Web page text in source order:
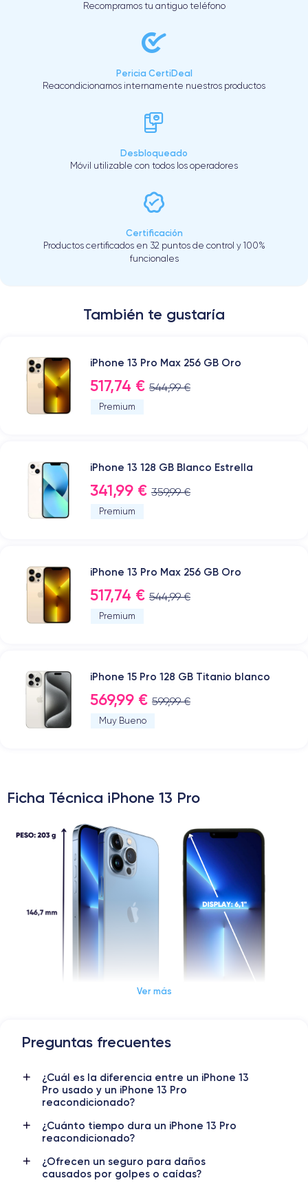
Recompramos tu antiguo teléfono
Pericia CertiDeal
Reacondicionamos internamente nuestros productos
Desbloqueado
Móvil utilizable con todos los operadores
Certificación
Productos certificados en 32 puntos de control y 100%
funcionales
También te gustaría
iPhone 13 Pro Max 256 GB Oro
517,74 € 544,99 €
Premium
iPhone 13 128 GB Blanco Estrella
341,99 € 359,99 €
Premium
iPhone 13 Pro Max 256 GB Oro
517,74 € 544,99 €
Premium
iPhone 15 Pro 128 GB Titanio blanco
569,99 € 599,99 €
Muy Bueno
Ficha Técnica iPhone 13 Pro
Dimensiones y Peso iPhone 13 Pro
Lanzamiento
14/09/2021
Sist. operativo
iOS (iOS 26)
Dimensiones
146.7×71.5×7.65 mm
Peso
Pantalla
OLED 6.1 pulgadas
Resol. pantalla
2532 x 1170 píxeles
Ver más
Preguntas frecuentes
¿Cuál es la diferencia entre un iPhone 13
Pro usado y un iPhone 13 Pro
reacondicionado?
¿Cuánto tiempo dura un iPhone 13 Pro
reacondicionado?
¿Ofrecen un seguro para daños
causados por golpes o caídas?